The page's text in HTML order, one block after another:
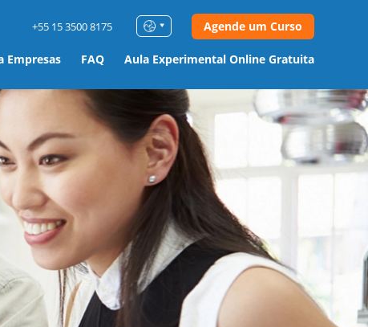
Empresas FAQ Aula Experimental Online Gratuita
+55 15 3500 8175 Agende um Curso